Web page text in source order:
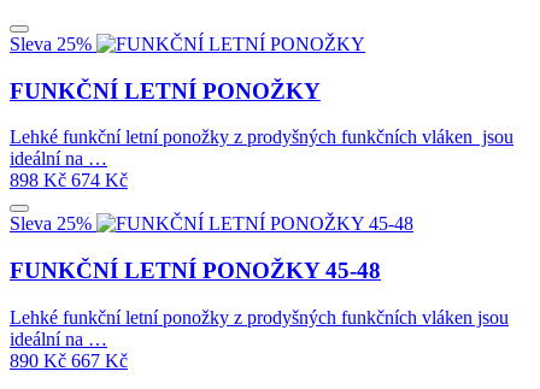
Sleva 25%
FUNKČNÍ LETNÍ PONOŽKY
Lehké funkční letní ponožky z prodyšných funkčních vláken jsou
ideální na …
898 Kč 674 Kč
Sleva 25%
FUNKČNÍ LETNÍ PONOŽKY 45-48
Lehké funkční letní ponožky z prodyšných funkčních vláken jsou
ideální na …
890 Kč 667 Kč